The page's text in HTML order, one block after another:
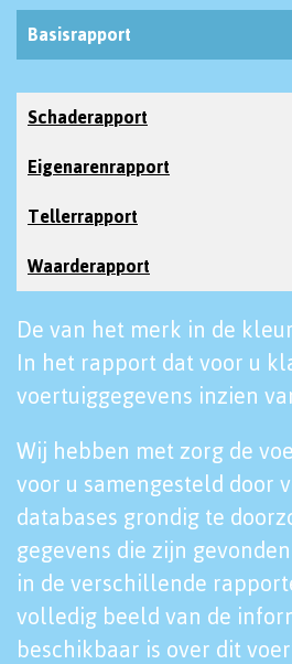
Basisrapport
Schaderapport
Eigenarenrapport
Tellerrapport
Waarderapport
De van het merk in de
In het rapport dat voor u
voertuiggegevens inzien
Wij hebben met zorg de
voor u samengesteld door
databases grondig te
gegevens die zijn
in de verschillende
volledig beeld van de
beschikbaar is over dit